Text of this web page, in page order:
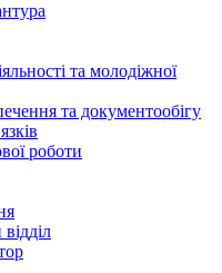
та молодіжної
та документообігу
роботи